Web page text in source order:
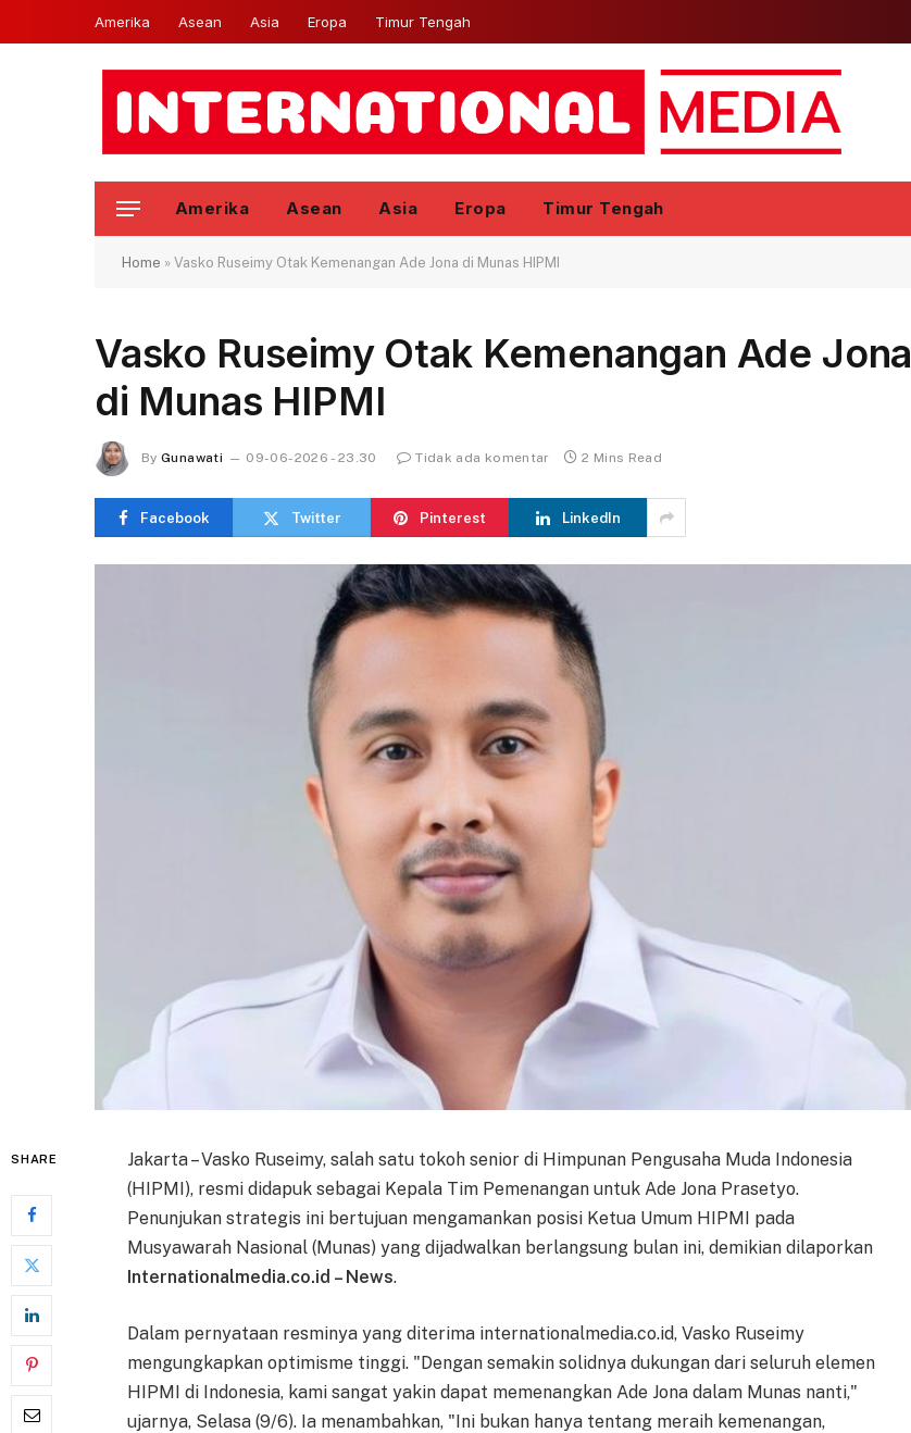
Amerika Asean Asia Eropa Timur Tengah
Amerika Asean Asia Eropa Timur Tengah
Home » Vasko Ruseimy Otak Kemenangan Ade Jona di Munas HIPMI
Vasko Ruseimy Otak Kemenangan Ade Jona
di Munas HIPMI
By Gunawati 09-06-2026 - 23.30 Tidak ada komentar 2 Mins Read
Facebook Twitter Pinterest LinkedIn
SHARE
Jakarta – Vasko Ruseimy, salah satu tokoh senior di Himpunan Pengusaha Muda Indonesia
(HIPMI), resmi didapuk sebagai Kepala Tim Pemenangan untuk Ade Jona Prasetyo.
Penunjukan strategis ini bertujuan mengamankan posisi Ketua Umum HIPMI pada
Musyawarah Nasional (Munas) yang dijadwalkan berlangsung bulan ini, demikian dilaporkan
Internationalmedia.co.id – News.
Dalam pernyataan resminya yang diterima internationalmedia.co.id, Vasko Ruseimy
mengungkapkan optimisme tinggi. "Dengan semakin solidnya dukungan dari seluruh elemen
HIPMI di Indonesia, kami sangat yakin dapat memenangkan Ade Jona dalam Munas nanti,"
ujarnya, Selasa (9/6). Ia menambahkan, "Ini bukan hanya tentang meraih kemenangan,